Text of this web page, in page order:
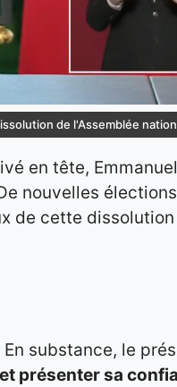
de l'Assemblée
en tête,
nouvelles
de cette
substance, le
présenter sa